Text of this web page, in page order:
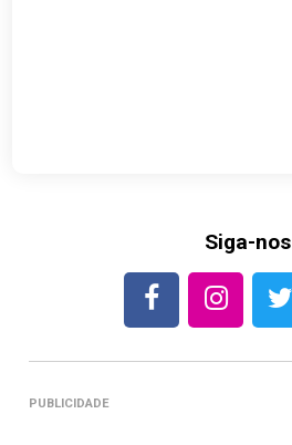
Siga-nos
PUBLICIDADE